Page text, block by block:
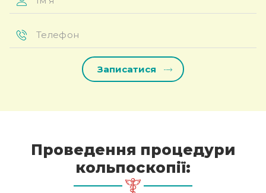
Телефон
Проведення процедури
кольпоскопії: